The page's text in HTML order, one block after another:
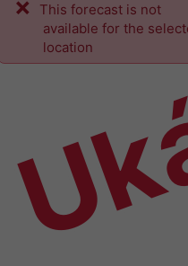
This forecast is not
available for the
location